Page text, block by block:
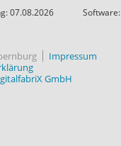
07.08.2026
Software:
Impressum
GmbH